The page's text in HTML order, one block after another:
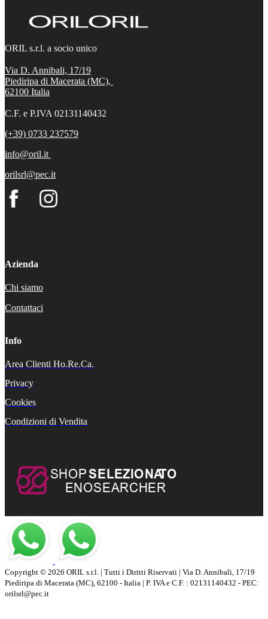
ORIL s.r.l. a socio unico
Via D. Annibali, 17/19
Piediripa di Macerata (MC),
62100 Italia
C.F. e P.IVA 02131140432
(+39) 0733 237579
info@oril.it
orilsrl@pec.it
Azienda
Chi siamo
Contattaci
Info
Area Clienti Ho.Re.Ca.
Privacy
Cookies
Condizioni di Vendita
Copyright © 2026 ORIL s.r.l. | Tutti i Diritti Riservati | Via D. Annibali, 17/19
Piediripa di Macerata (MC), 62100 - Italia | P. IVA e C.F. : 02131140432 - PEC:
orilsrl@pec.it